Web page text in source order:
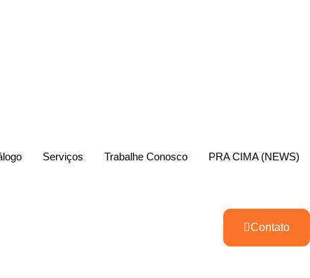
Serviços Trabalhe Conosco PRA CIMA (NEWS)
Contato